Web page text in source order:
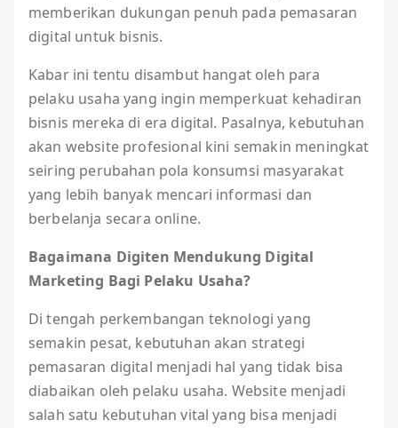
memberikan dukungan penuh pada pemasaran
digital untuk bisnis.
Kabar ini tentu disambut hangat oleh para
pelaku usaha yang ingin memperkuat kehadiran
bisnis mereka di era digital. Pasalnya, kebutuhan
akan website profesional kini semakin meningkat
seiring perubahan pola konsumsi masyarakat
yang lebih banyak mencari informasi dan
berbelanja secara online.
Bagaimana Digiten Mendukung Digital
Marketing Bagi Pelaku Usaha?
Di tengah perkembangan teknologi yang
semakin pesat, kebutuhan akan strategi
pemasaran digital menjadi hal yang tidak bisa
diabaikan oleh pelaku usaha. Website menjadi
salah satu kebutuhan vital yang bisa menjadi